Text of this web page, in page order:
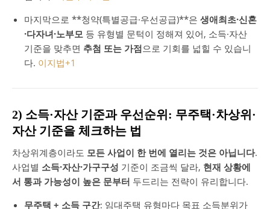
마지막으로 **청약(특별공급·우선공급)**은 생애최초·신혼
·다자녀·노부모 등 유형별 문턱이 정해져 있어, 소득·자산
기준을 맞추면 추첨 또는 가점으로 기회를 넓힐 수 있습니
다. 이지법+1
2) 소득·자산 기준과 우선순위: 무주택·차상위·
자산 기준을 체크하는 법
차상위계층이라도 모든 사업이 한 번에 열리는 것은 아닙니다.
사업별 소득·자산·가구구성 기준이 조금씩 달라, 현재 상황에
서 통과 가능성이 높은 문부터 두드리는 전략이 유리합니다.
무주택 + 소득 구간: 임대주택 유형마다 목표 소득분위가